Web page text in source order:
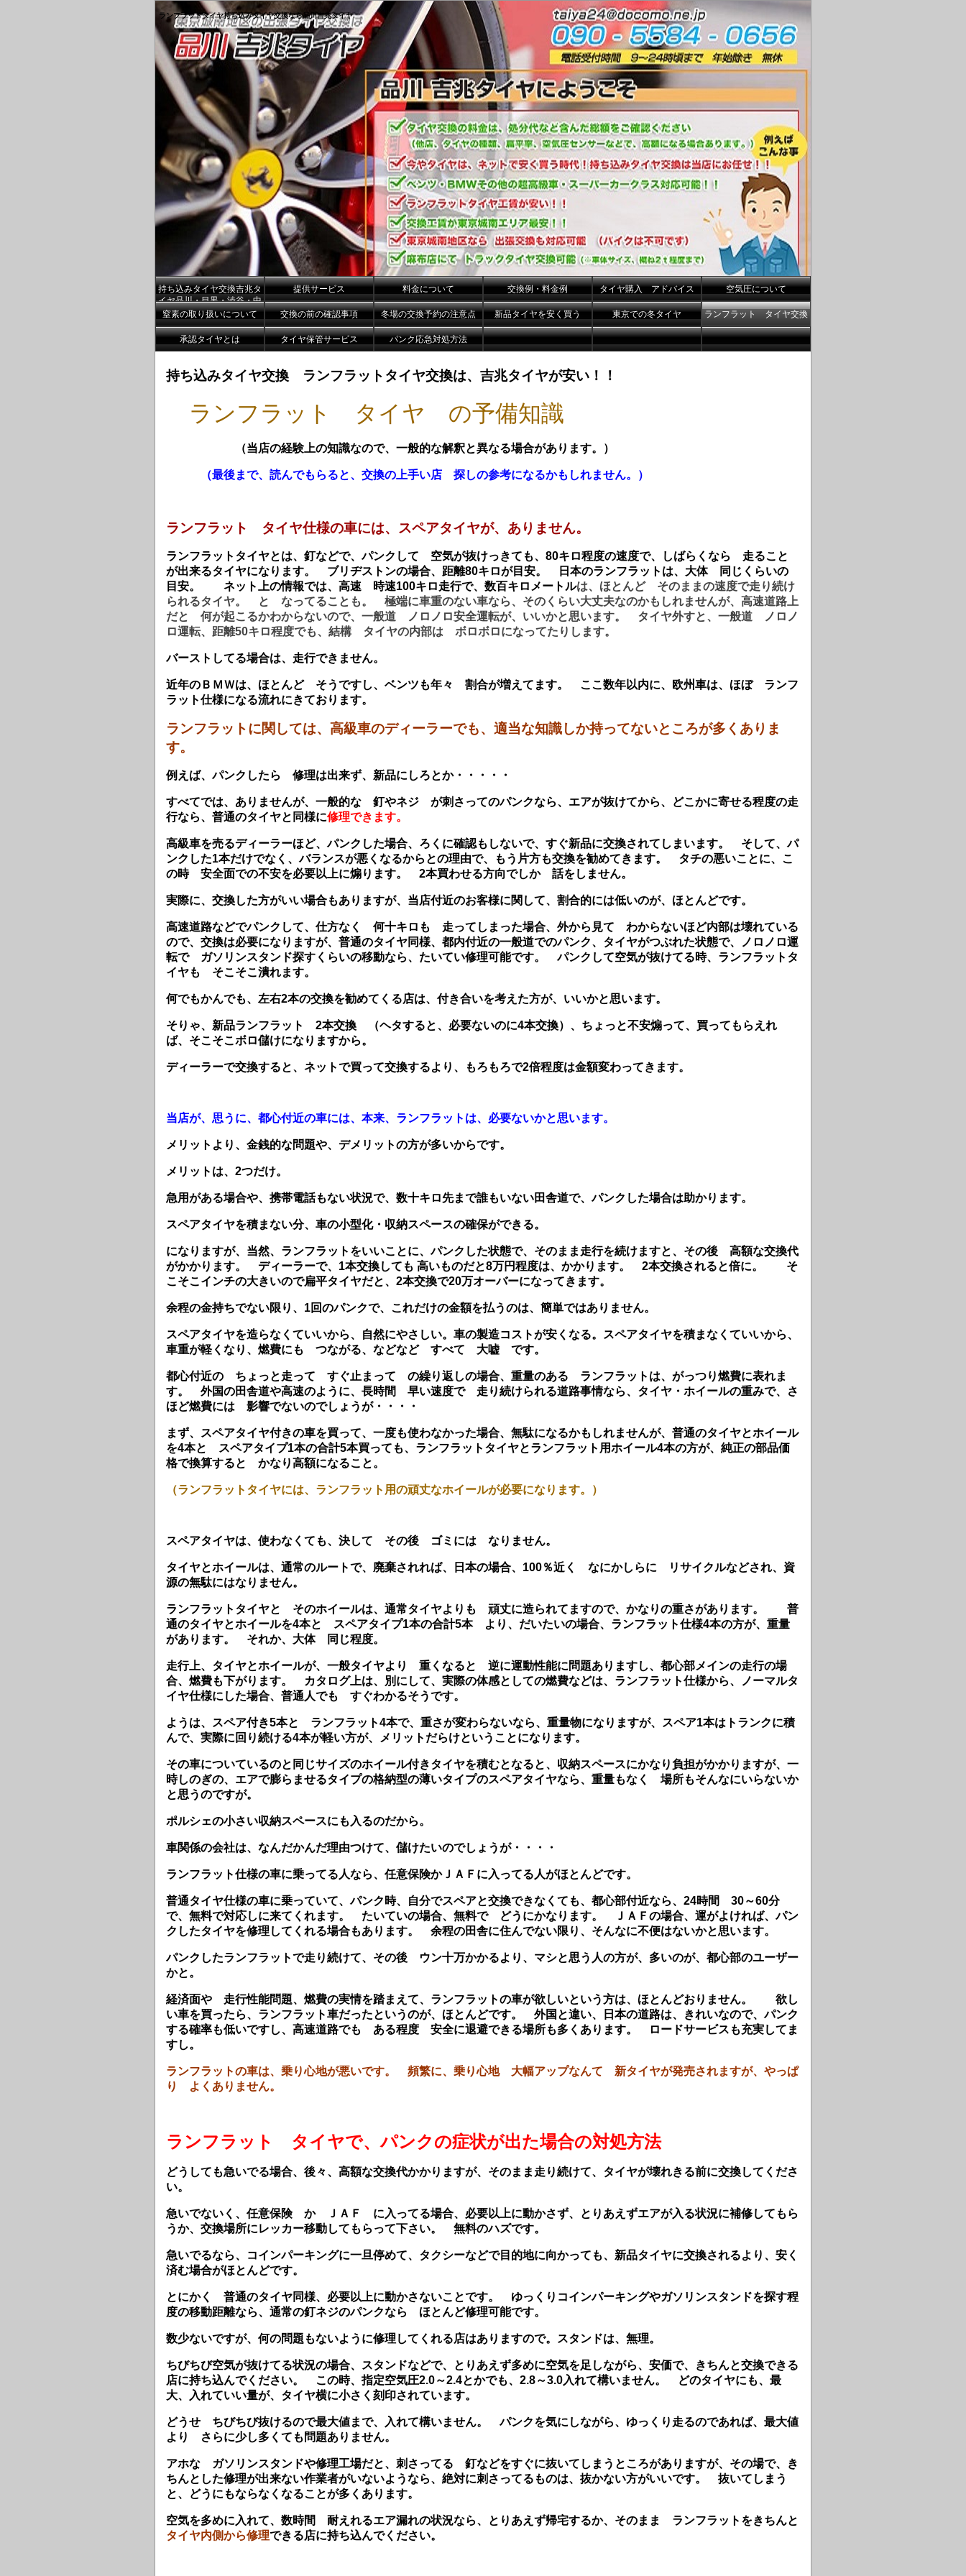
ランフラットタイヤ持ち込みタイヤ交換なら品川吉兆タイヤ
持ち込みタイヤ交換吉兆タ
イヤ品川・目黒・渋谷・中
央区港区
提供サービス 料金について 交換例・料金例 タイヤ購入 アドバイス 空気圧について
窒素の取り扱いについて 交換の前の確認事項 冬場の交換予約の注意点 新品タイヤを安く買う 東京での冬タイヤ ランフラット タイヤ交換
承認タイヤとは タイヤ保管サービス パンク応急対処方法
持ち込みタイヤ交換 ランフラットタイヤ交換は、吉兆タイヤが安い！！
ランフラット タイヤ の予備知識
（当店の経験上の知識なので、一般的な解釈と異なる場合があります。）
（最後まで、読んでもらると、交換の上手い店 探しの参考になるかもしれません。）
ランフラット タイヤ仕様の車には、スペアタイヤが、ありません。
ランフラットタイヤとは、釘などで、パンクして 空気が抜けっきても、80キロ程度の速度で、しばらくなら 走ること
が出来るタイヤになります。 ブリヂストンの場合、距離80キロが目安。 日本のランフラットは、大体 同じくらいの
目安。 ネット上の情報では、高速 時速100キロ走行で、数百キロメートルは、ほとんど そのままの速度で走り続け
られるタイヤ。 と なってることも。 極端に車重のない車なら、そのくらい大丈夫なのかもしれませんが、高速道路上
だと 何が起こるかわからないので、一般道 ノロノロ安全運転が、いいかと思います。 タイヤ外すと、一般道 ノロノ
ロ運転、距離50キロ程度でも、結構 タイヤの内部は ボロボロになってたりします。
バーストしてる場合は、走行できません。
近年のＢＭＷは、ほとんど そうですし、ベンツも年々 割合が増えてます。 ここ数年以内に、欧州車は、ほぼ ランフ
ラット仕様になる流れにきております。
ランフラットに関しては、高級車のディーラーでも、適当な知識しか持ってないところが多くありま
す。
例えば、パンクしたら 修理は出来ず、新品にしろとか・・・・・
すべてでは、ありませんが、一般的な 釘やネジ が刺さってのパンクなら、エアが抜けてから、どこかに寄せる程度の走
行なら、普通のタイヤと同様に修理できます。
高級車を売るディーラーほど、パンクした場合、ろくに確認もしないで、すぐ新品に交換されてしまいます。 そして、パ
ンクした1本だけでなく、バランスが悪くなるからとの理由で、もう片方も交換を勧めてきます。 タチの悪いことに、こ
の時 安全面での不安を必要以上に煽ります。 2本買わせる方向でしか 話をしません。
実際に、交換した方がいい場合もありますが、当店付近のお客様に関して、割合的には低いのが、ほとんどです。
高速道路などでパンクして、仕方なく 何十キロも 走ってしまった場合、外から見て わからないほど内部は壊れている
ので、交換は必要になりますが、普通のタイヤ同様、都内付近の一般道でのパンク、タイヤがつぶれた状態で、ノロノロ運
転で ガソリンスタンド探すくらいの移動なら、たいてい修理可能です。 パンクして空気が抜けてる時、ランフラットタ
イヤも そこそこ潰れます。
何でもかんでも、左右2本の交換を勧めてくる店は、付き合いを考えた方が、いいかと思います。
そりゃ、新品ランフラット 2本交換 （ヘタすると、必要ないのに4本交換）、ちょっと不安煽って、買ってもらえれ
ば、そこそこボロ儲けになりますから。
ディーラーで交換すると、ネットで買って交換するより、もろもろで2倍程度は金額変わってきます。
当店が、思うに、都心付近の車には、本来、ランフラットは、必要ないかと思います。
メリットより、金銭的な問題や、デメリットの方が多いからです。
メリットは、2つだけ。
急用がある場合や、携帯電話もない状況で、数十キロ先まで誰もいない田舎道で、パンクした場合は助かります。
スペアタイヤを積まない分、車の小型化・収納スペースの確保ができる。
になりますが、当然、ランフラットをいいことに、パンクした状態で、そのまま走行を続けますと、その後 高額な交換代
がかかります。 ディーラーで、1本交換しても 高いものだと8万円程度は、かかります。 2本交換されると倍に。 そ
こそこインチの大きいので扁平タイヤだと、2本交換で20万オーバーになってきます。
余程の金持ちでない限り、1回のパンクで、これだけの金額を払うのは、簡単ではありません。
スペアタイヤを造らなくていいから、自然にやさしい。車の製造コストが安くなる。スペアタイヤを積まなくていいから、
車重が軽くなり、燃費にも つながる、などなど すべて 大嘘 です。
都心付近の ちょっと走って すぐ止まって の繰り返しの場合、重量のある ランフラットは、がっつり燃費に表れま
す。 外国の田舎道や高速のように、長時間 早い速度で 走り続けられる道路事情なら、タイヤ・ホイールの重みで、さ
ほど燃費には 影響でないのでしょうが・・・・
まず、スペアタイヤ付きの車を買って、一度も使わなかった場合、無駄になるかもしれませんが、普通のタイヤとホイール
を4本と スペアタイプ1本の合計5本買っても、ランフラットタイヤとランフラット用ホイール4本の方が、純正の部品価
格で換算すると かなり高額になること。
（ランフラットタイヤには、ランフラット用の頑丈なホイールが必要になります。）
スペアタイヤは、使わなくても、決して その後 ゴミには なりません。
タイヤとホイールは、通常のルートで、廃棄されれば、日本の場合、100％近く なにかしらに リサイクルなどされ、資
源の無駄にはなりません。
ランフラットタイヤと そのホイールは、通常タイヤよりも 頑丈に造られてますので、かなりの重さがあります。 普
通のタイヤとホイールを4本と スペアタイプ1本の合計5本 より、だいたいの場合、ランフラット仕様4本の方が、重量
があります。 それか、大体 同じ程度。
走行上、タイヤとホイールが、一般タイヤより 重くなると 逆に運動性能に問題ありますし、都心部メインの走行の場
合、燃費も下がります。 カタログ上は、別にして、実際の体感としての燃費などは、ランフラット仕様から、ノーマルタ
イヤ仕様にした場合、普通人でも すぐわかるそうです。
ようは、スペア付き5本と ランフラット4本で、重さが変わらないなら、重量物になりますが、スペア1本はトランクに積
んで、実際に回り続ける4本が軽い方が、メリットだらけということになります。
その車についているのと同じサイズのホイール付きタイヤを積むとなると、収納スペースにかなり負担がかかりますが、一
時しのぎの、エアで膨らませるタイプの格納型の薄いタイプのスペアタイヤなら、重量もなく 場所もそんなにいらないか
と思うのですが。
ポルシェの小さい収納スペースにも入るのだから。
車関係の会社は、なんだかんだ理由つけて、儲けたいのでしょうが・・・・
ランフラット仕様の車に乗ってる人なら、任意保険かＪＡＦに入ってる人がほとんどです。
普通タイヤ仕様の車に乗っていて、パンク時、自分でスペアと交換できなくても、都心部付近なら、24時間 30～60分
で、無料で対応しに来てくれます。 たいていの場合、無料で どうにかなります。 ＪＡＦの場合、運がよければ、パン
クしたタイヤを修理してくれる場合もあります。 余程の田舎に住んでない限り、そんなに不便はないかと思います。
パンクしたランフラットで走り続けて、その後 ウン十万かかるより、マシと思う人の方が、多いのが、都心部のユーザー
かと。
経済面や 走行性能問題、燃費の実情を踏まえて、ランフラットの車が欲しいという方は、ほとんどおりません。 欲し
い車を買ったら、ランフラット車だったというのが、ほとんどです。 外国と違い、日本の道路は、きれいなので、パンク
する確率も低いですし、高速道路でも ある程度 安全に退避できる場所も多くあります。 ロードサービスも充実してま
すし。
ランフラットの車は、乗り心地が悪いです。 頻繁に、乗り心地 大幅アップなんて 新タイヤが発売されますが、やっぱ
り よくありません。
ランフラット タイヤで、パンクの症状が出た場合の対処方法
どうしても急いでる場合、後々、高額な交換代かかりますが、そのまま走り続けて、タイヤが壊れきる前に交換してくださ
い。
急いでないく、任意保険 か ＪＡＦ に入ってる場合、必要以上に動かさず、とりあえずエアが入る状況に補修してもら
うか、交換場所にレッカー移動してもらって下さい。 無料のハズです。
急いでるなら、コインパーキングに一旦停めて、タクシーなどで目的地に向かっても、新品タイヤに交換されるより、安く
済む場合がほとんどです。
とにかく 普通のタイヤ同様、必要以上に動かさないことです。 ゆっくりコインパーキングやガソリンスタンドを探す程
度の移動距離なら、通常の釘ネジのパンクなら ほとんど修理可能です。
数少ないですが、何の問題もないように修理してくれる店はありますので。スタンドは、無理。
ちびちび空気が抜けてる状況の場合、スタンドなどで、とりあえず多めに空気を足しながら、安価で、きちんと交換できる
店に持ち込んでください。 この時、指定空気圧2.0～2.4とかでも、2.8～3.0入れて構いません。 どのタイヤにも、最
大、入れていい量が、タイヤ横に小さく刻印されています。
どうせ ちびちび抜けるので最大値まで、入れて構いません。 パンクを気にしながら、ゆっくり走るのであれば、最大値
より さらに少し多くても問題ありません。
アホな ガソリンスタンドや修理工場だと、刺さってる 釘などをすぐに抜いてしまうところがありますが、その場で、き
ちんとした修理が出来ない作業者がいないようなら、絶対に刺さってるものは、抜かない方がいいです。 抜いてしまう
と、どうにもならなくなることが多くあります。
空気を多めに入れて、数時間 耐えれるエア漏れの状況なら、とりあえず帰宅するか、そのまま ランフラットをきちんと
タイヤ内側から修理できる店に持ち込んでください。